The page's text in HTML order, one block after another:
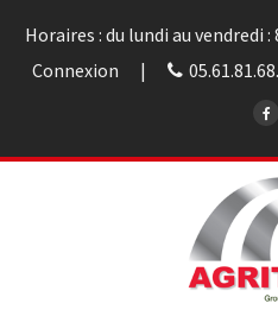
Horaires : du lundi au vendredi :
Connexion